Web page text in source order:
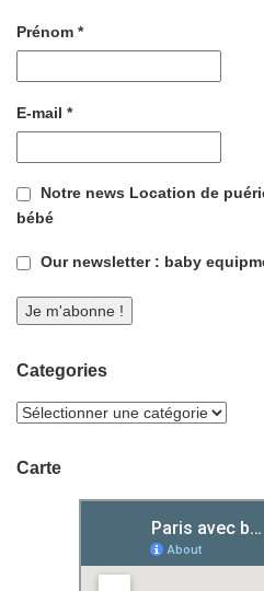
Prénom *
E-mail *
Notre news Location de
bébé
Our newsletter : baby
Categories
Carte